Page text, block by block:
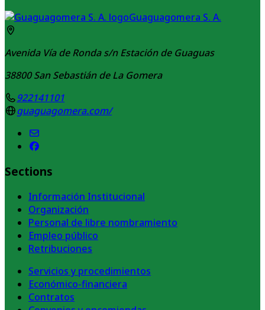
Guaguagomera S. A.
Avenida Vía de Ronda s/n Estación de Guaguas
38800 San Sebastián de La Gomera
922141101
guaguagomera.com/
Sections
Información Institucional
Organización
Personal de libre nombramiento
Empleo público
Retribuciones
Servicios y procedimientos
Económico-financiera
Contratos